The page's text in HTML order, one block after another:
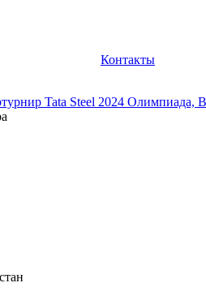
Контакты
Tata Steel 2024 Олимпиада,